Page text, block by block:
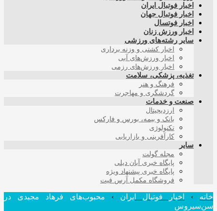
اخبار فوتبال ایران
اخبار فوتبال جهان
اخبار فوتسال
اخبار ورزش زنان
سایر رشته‌های ورزشی
اخبار کشتی و وزنه برداری
اخبار ورزش‌های آبی
اخبار ورزش‌های رزمی
تغذیه، پزشکی، سلامت
فرهنگ و هنر
گردشگری و مهاجرت
صنعت و خدمات
ارزدیجیتال
بانک و بیمه، بورس و فارکس
تکنولوژی
کارآفرینی و بازاریابی
سایر
مجله گولت
پایگاه خبری آبان دیلی
پایگاه خبری پیشنهاد ویژه
فروشگاه مکمل آرس فیت
خانه › اخبار فوتبال ایران › محبوب‌های فرهاد مجیدی در
سن‌سیروس